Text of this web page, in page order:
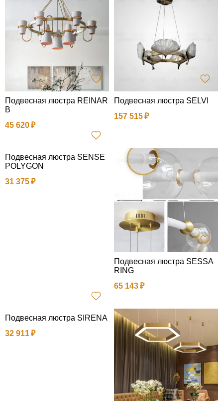
Подвесная люстра REINAR
B
45 620
Подвесная люстра SELVI
157 515
Подвесная люстра SENSE
POLYGON
31 375
Подвесная люстра SESSA
RING
65 143
Подвесная люстра SIRENA
32 911